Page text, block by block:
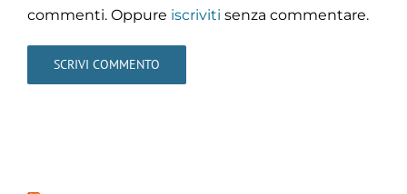
commenti. Oppure iscriviti senza commentare.